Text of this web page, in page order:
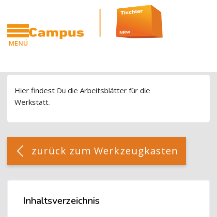
MENÜ
Zum Hauptinhalt
Blöcke
Blöcke
Hier findest Du die Arbeitsblätter für die
Werkstatt.
Blöcke
[Cocoon] Custom HTML überspringen
zurück zum Werkzeugkasten
Inhaltsverzeichnis überspringen
Inhaltsverzeichnis